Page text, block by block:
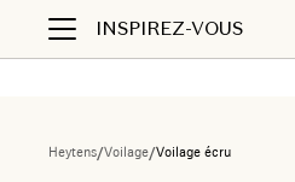
INSPIREZ-VOUS
Heytens/Voilage/Voilage écru